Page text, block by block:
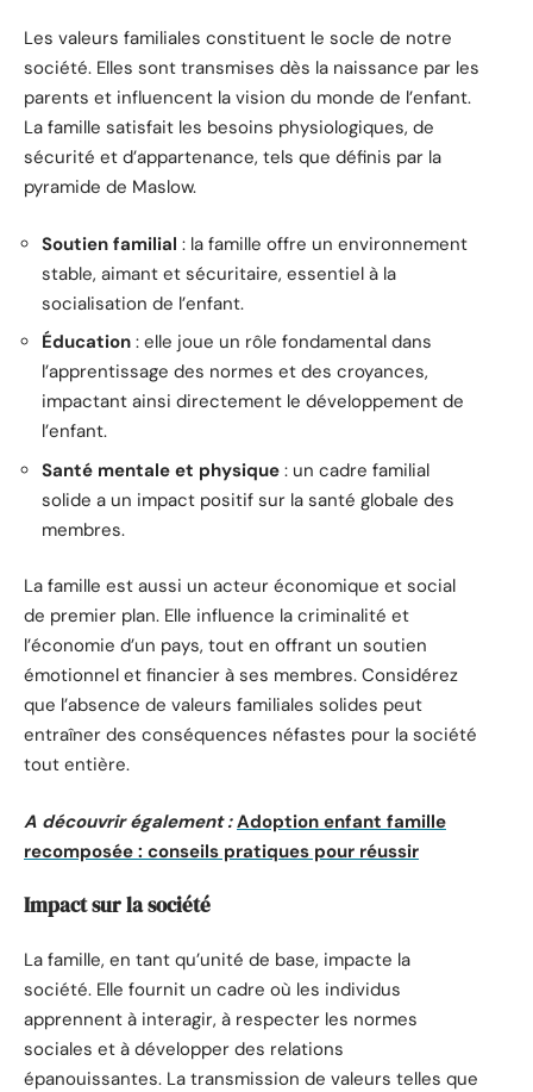
Les valeurs familiales constituent le socle de notre
société. Elles sont transmises dès la naissance par les
parents et influencent la vision du monde de l’enfant.
La famille satisfait les besoins physiologiques, de
sécurité et d’appartenance, tels que définis par la
pyramide de Maslow.
Soutien familial : la famille offre un environnement
stable, aimant et sécuritaire, essentiel à la
socialisation de l’enfant.
Éducation : elle joue un rôle fondamental dans
l’apprentissage des normes et des croyances,
impactant ainsi directement le développement de
l’enfant.
Santé mentale et physique : un cadre familial
solide a un impact positif sur la santé globale des
membres.
La famille est aussi un acteur économique et social
de premier plan. Elle influence la criminalité et
l’économie d’un pays, tout en offrant un soutien
émotionnel et financier à ses membres. Considérez
que l’absence de valeurs familiales solides peut
entraîner des conséquences néfastes pour la société
tout entière.
A découvrir également : Adoption enfant famille
recomposée : conseils pratiques pour réussir
Impact sur la société
La famille, en tant qu’unité de base, impacte la
société. Elle fournit un cadre où les individus
apprennent à interagir, à respecter les normes
sociales et à développer des relations
épanouissantes. La transmission de valeurs telles que